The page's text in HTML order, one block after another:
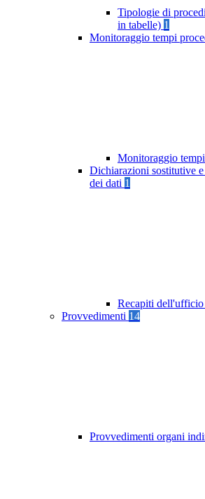
Tipologie di
in tabelle) 1
Monitoraggio tempi
Monitoraggio
Dichiarazioni sostitutive
dei dati 1
Recapiti dell'ufficio
Provvedimenti 14
Provvedimenti organi